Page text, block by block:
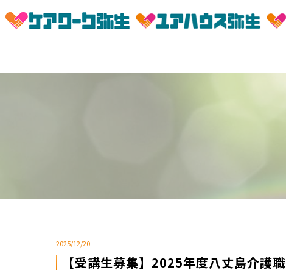
2025/12/20
【受講生募集】2025年度八丈島介護職